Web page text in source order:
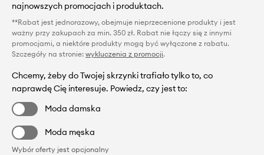
najnowszych promocjach i produktach.
**Rabat jest jednorazowy, obejmuje nieprzecenione produkty i jest
ważny przy zakupach za min. 350 zł. Rabat nie łączy się z innymi
promocjami, a niektóre produkty mogą być wyłączone z rabatu.
Szczegóły na stronie: wykluczenia z promocji.
Chcemy, żeby do Twojej skrzynki trafiało tylko to, co
naprawdę Cię interesuje. Powiedz, czy jest to:
Moda damska
Moda męska
Wybór oferty jest opcjonalny